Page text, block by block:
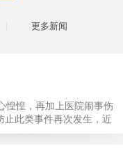
更多新闻
惶惶，再加上医院闹事伤
止此类事件再次发生，近
知，要求当地市属各三